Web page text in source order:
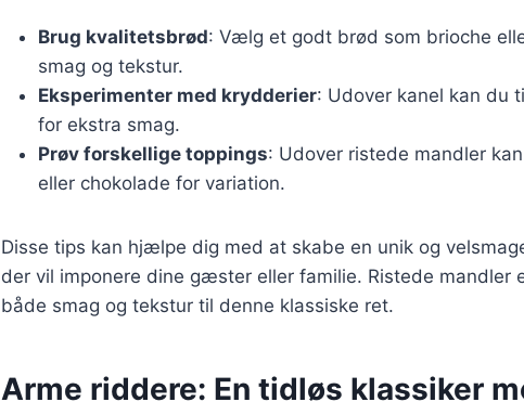
Brug kvalitetsbrød: Vælg et godt brød som brioche
smag og tekstur.
Eksperimenter med krydderier: Udover kanel kan du
for ekstra smag.
Prøv forskellige toppings: Udover ristede mandler
eller chokolade for variation.
Disse tips kan hjælpe dig med at skabe en unik og
der vil imponere dine gæster eller familie. Ristede mandler
både smag og tekstur til denne klassiske ret.
Arme riddere: En tidløs klassiker